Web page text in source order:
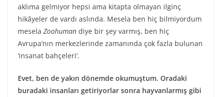
aklıma gelmiyor hepsi ama kitapta olmayan ilginç
hikâyeler de vardı aslında. Mesela ben hiç bilmiyordum
mesela Zoohuman diye bir şey varmış, ben hiç
Avrupa’nın merkezlerinde zamanında çok fazla bulunan
‘insanat bahçeleri’.
Evet, ben de yakın dönemde okumuştum. Oradaki
buradaki insanları getiriyorlar sonra hayvanlarmış gibi